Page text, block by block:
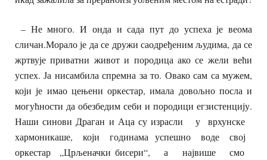
– Не много. И онда и сада пут до успеха је веома
сличан.Морало је да се дружи саодређеним људима, да се
жртвује приватни живот и породица ако се жели већи
успех. Ја нисамбила спремна за то. Овако сам са мужем,
који је имао цењени оркестар, имала довољно посла и
могућности да обезбедим себи и породици егзистенцију.
Наши синови Драган и Аца су израсли у врхунске
хармоникаше, који годинама успешно воде свој
оркестар „Црљеначки бисери“, а највише смо